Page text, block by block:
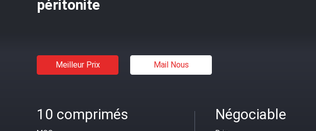
péritonite
Meilleur Prix Mail Nous
10 comprimés Négociable